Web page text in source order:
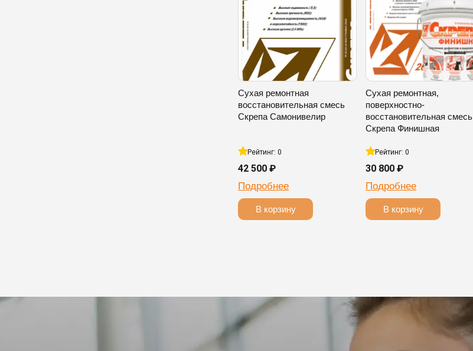
Сухая ремонтная
восстановительная смесь
Скрепа Самонивелир
Рейтинг: 0
42 500 ₽
Подробнее
В корзину
Сухая ремонтная,
поверхностно-
восстановительная смесь
Скрепа Финишная
Рейтинг: 0
30 800 ₽
Подробнее
В корзину